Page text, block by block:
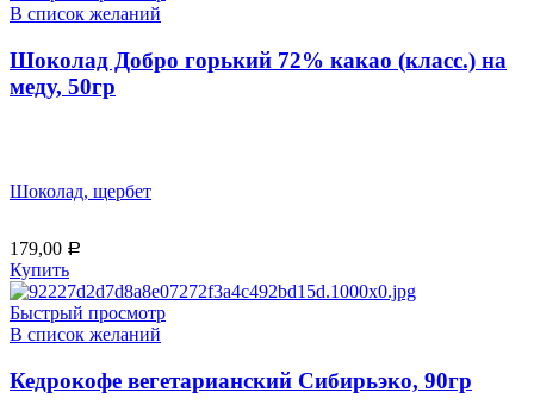
В список желаний
Шоколад Добро горький 72% какао (класс.) на
меду, 50гр
Шоколад, щербет
179,00 Р
Купить
Быстрый просмотр
В список желаний
Кедрокофе вегетарианский Сибирьэко, 90гр